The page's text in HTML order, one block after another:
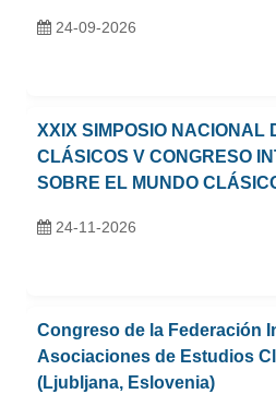
24-09-2026
XXIX SIMPOSIO NACIONAL
CLÁSICOS V CONGRESO
SOBRE EL MUNDO
24-11-2026
Congreso de la Federación
Asociaciones de Estudios
(Ljubljana, Eslovenia)